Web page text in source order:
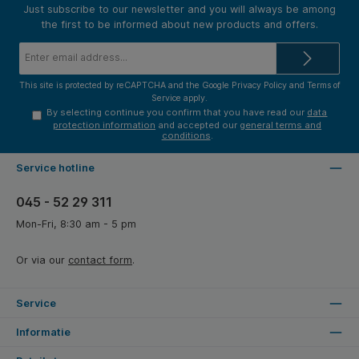
Just subscribe to our newsletter and you will always be among
the first to be informed about new products and offers.
This site is protected by reCAPTCHA and the Google Privacy Policyand Terms of
Service apply.
By selecting continue you confirm that you have read our data
protection information and accepted our general terms and
conditions.
Service hotline
045 - 52 29 311
Mon-Fri, 8:30 am - 5 pm
Or via our contact form.
Service
Informatie